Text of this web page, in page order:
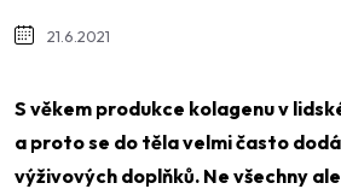
21.6.2021
S věkem produkce kolagenu v
a proto se do těla velmi často
výživových doplňků. Ne všechny